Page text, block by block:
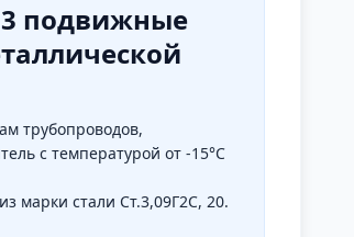
3 подвижные
трубопроводов,
с температурой от -15°С
марки стали Ст.3,09Г2С, 20.